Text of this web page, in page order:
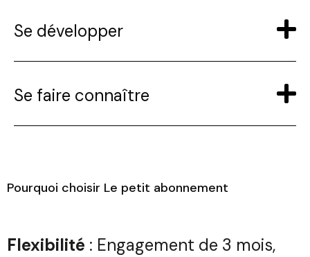
Se développer
Se faire connaître
Pourquoi choisir Le petit abonnement
Flexibilité : Engagement de 3 mois,